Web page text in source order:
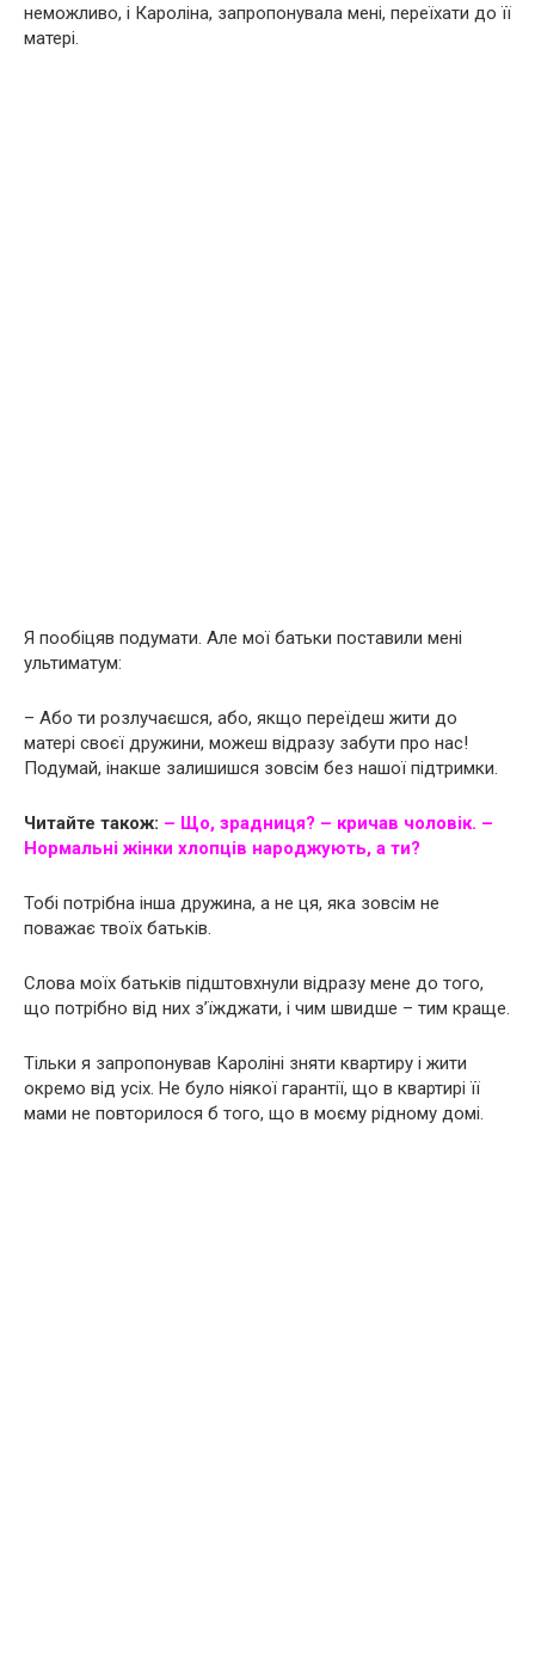
неможливо, і Кароліна, запропонувала мені, переїхати до її
матері.
Я пообіцяв подумати. Але мої батьки поставили мені
ультиматум:
– Або ти розлучаєшся, або, якщо переїдеш жити до
матері своєї дружини, можеш відразу забути про нас!
Подумай, інакше залишишся зовсім без нашої підтримки.
Читайте також: – Що, зрадниця? – кричав чоловік. –
Нормальні жінки хлопців нapoджyють, а ти?
Тобі потрібна інша дружина, а не ця, яка зовсім не
поважає твоїх батьків.
Слова моїх батьків підштовхнули відразу мене до того,
що потрібно від них з’їжджати, і чим швидше – тим краще.
Тільки я запропонував Кароліні зняти квартиру і жити
окремо від усіх. Не було ніякої гарантії, що в квартирі її
мами не повторилося б того, що в моєму рідному домі.